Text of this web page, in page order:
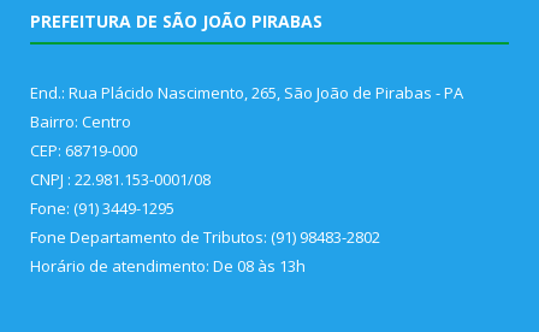
PREFEITURA DE SÃO JOÃO PIRABAS
End.: Rua Plácido Nascimento, 265, São João de Pirabas - PA
Bairro: Centro
CEP: 68719-000
CNPJ : 22.981.153-0001/08
Fone: (91) 3449-1295
Fone Departamento de Tributos: (91) 98483-2802
Horário de atendimento: De 08 às 13h